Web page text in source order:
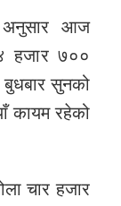
अनुसार आज
हजार ७००
बुधबार सुनको
कायम रहेको
चार हजार